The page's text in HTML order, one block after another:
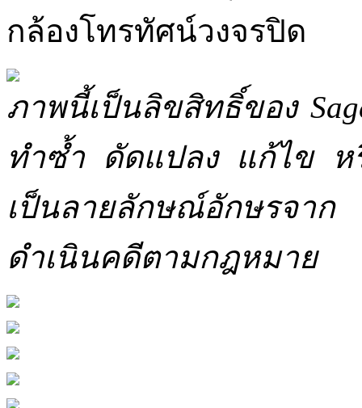
กล้องโทรทัศน์วงจรปิด
ภาพนี้เป็นลิขสิทธิ์ของ
ทำซ้ำ ดัดแปลง แก้ไข ห
เป็นลายลักษณ์อักษรจาก
ดำเนินคดีตามกฎหมาย